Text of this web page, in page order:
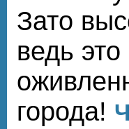
Зато
ведь
города!